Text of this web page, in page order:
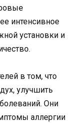
интенсивное
установки и
в том, что
улучшить
Они
аллергии